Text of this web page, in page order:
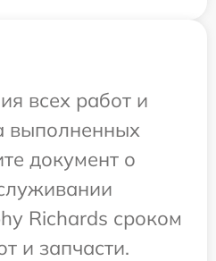
всех работ и
выполненных
документ о
Richards сроком
и запчасти.